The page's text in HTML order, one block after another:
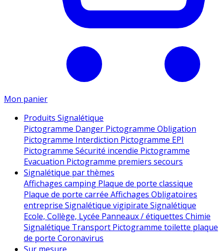
Mon panier
Produits Signalétique
Pictogramme Danger Pictogramme Obligation
Pictogramme Interdiction Pictogramme EPI
Pictogramme Sécurité incendie Pictogramme
Evacuation Pictogramme premiers secours
Signalétique par thèmes
Affichages camping Plaque de porte classique
Plaque de porte carrée Affichages Obligatoires
entreprise Signalétique vigipirate Signalétique
Ecole, Collège, Lycée Panneaux / étiquettes Chimie
Signalétique Transport Pictogramme toilette plaque
de porte Coronavirus